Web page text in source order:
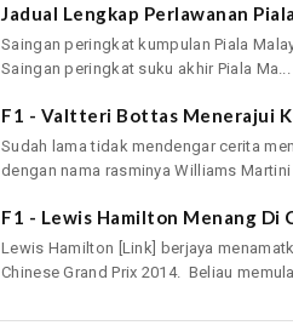
Jadual Lengkap Perlawanan
Saingan peringkat kumpulan Piala
Saingan peringkat suku akhir Piala Ma...
F1 - Valtteri Bottas Menerajui
Sudah lama tidak mendengar cerita
dengan nama rasminya Williams Martini
F1 - Lewis Hamilton Menang Di
Lewis Hamilton [Link] berjaya
Chinese Grand Prix 2014. Beliau